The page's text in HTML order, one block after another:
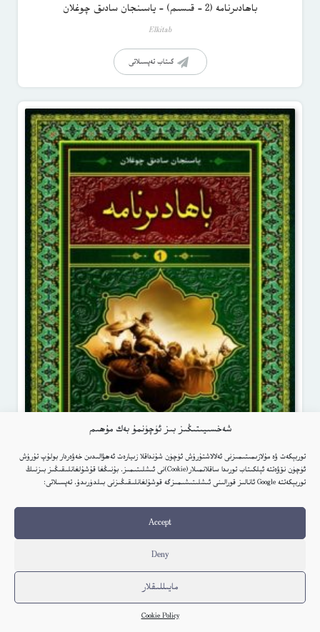
شەخسىيىتىڭىز بىز ئۈچۈنمۇ بەك مۇھىم
توربېكەت ۋە مۇلازىمىتىمىزنى ئەلالاشتۇرۇش ئۈچۈن شۇنداقلا زىيارەت ئەھۋالىدىن خەۋەردار بولۇپ تۇرۇش
ئۈچۈن نۆۋەتتە ئېلكىتاب تورىدا ساقلانمىلار(Cookie)نى ئىشلىتىمىز. بۇنىڭغا قۇشۇلغانلىقىڭىز بىزنىڭ
توربېكەتتە Google ئانالىز قورالىنى ئىشلىتىشىمىزگە قوشۇلغانلىقىڭىزنى بىلدۈرىدۇ. تەپسىلاتى:
Accept
Deny
مايىللىقلار
Cookie Policy
باھادىرنامە (2 – قىسىم) – ياسىنجان سادىق چوغلان
Elkitab
كىتاب تەپسىلاتى
باھادىرنامە (1 – قىسىم) – ياسىنجان سادىق چوغلان